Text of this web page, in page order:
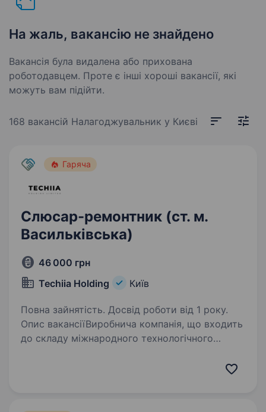
На жаль, вакансію не знайдено
Вакансія була видалена або прихована
роботодавцем. Проте є інші хороші вакансії, які
можуть вам підійти.
168 вакансій Налагоджувальник у Києві
Гаряча
Слюсар-ремонтник (ст. м.
Васильківська)
46 000 грн
Techiia Holding
Київ
Повна зайнятість. Досвід роботи від 1 року.
Опис вакансіїВиробнича компанія, що входить
до складу міжнародного технологічного
та технічно грамотного Слюсаря-ремонтника.